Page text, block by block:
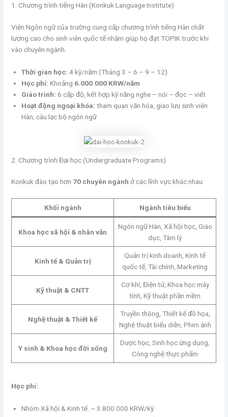
1. Chương trình tiếng Hàn (Konkuk Language Institute)
Viện Ngôn ngữ của trường cung cấp chương trình tiếng Hàn chất
lượng cao cho sinh viên quốc tế nhằm giúp họ đạt TOPIK trước khi
vào chuyên ngành.
Thời gian học: 4 kỳ/năm (Tháng 3 – 6 – 9 – 12)
Học phí: Khoảng 6.000.000 KRW/năm
Giáo trình: 6 cấp độ, kết hợp kỹ năng nghe – nói – đọc – viết
Hoạt động ngoại khóa: tham quan văn hóa, giao lưu sinh viên
Hàn, câu lạc bộ ngôn ngữ
2. Chương trình Đại học (Undergraduate Programs)
Konkuk đào tạo hơn 70 chuyên ngành ở các lĩnh vực khác nhau:
Khối ngành Ngành tiêu biểu
Khoa học xã hội & nhân văn
Ngôn ngữ Hàn, Xã hội học, Giáo
dục, Tâm lý
Kinh tế & Quản trị
Quản trị kinh doanh, Kinh tế
quốc tế, Tài chính, Marketing
Kỹ thuật & CNTT
Cơ khí, Điện tử, Khoa học máy
tính, Kỹ thuật phần mềm
Nghệ thuật & Thiết kế
Truyền thông, Thiết kế đồ họa,
Nghệ thuật biểu diễn, Phim ảnh
Y sinh & Khoa học đời sống
Dược học, Sinh học ứng dụng,
Công nghệ thực phẩm
Học phí:
Nhóm Xã hội & Kinh tế: ~ 3.800.000 KRW/kỳ